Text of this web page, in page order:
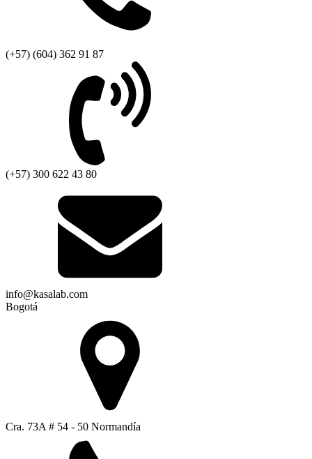
(+57) (604) 362 91 87
(+57) 300 622 43 80
info@kasalab.com
Bogotá
Cra. 73A # 54 - 50 Normandía